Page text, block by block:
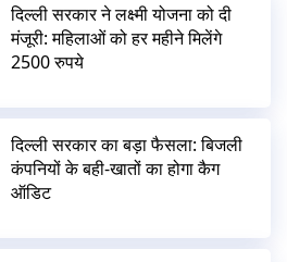
दिल्ली सरकार ने लक्ष्मी योजना को दी
मंजूरी: महिलाओं को हर महीने मिलेंगे
2500 रुपये
दिल्ली सरकार का बड़ा फैसला: बिजली
कंपनियों के बही-खातों का होगा कैग
ऑडिट